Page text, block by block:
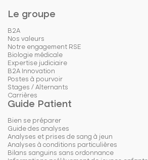
Guide Patient
Bien se préparer
Guide des analyses
Analyses et prises de sang à jeun
Analyses à conditions particulières
Bilans sanguins sans ordonnance
Le groupe
B2A
Nos valeurs
Notre engagement RSE
Biologie médicale
Expertise judiciaire
B2A Innovation
Postes à pourvoir
Stages / Alternants
Carrières